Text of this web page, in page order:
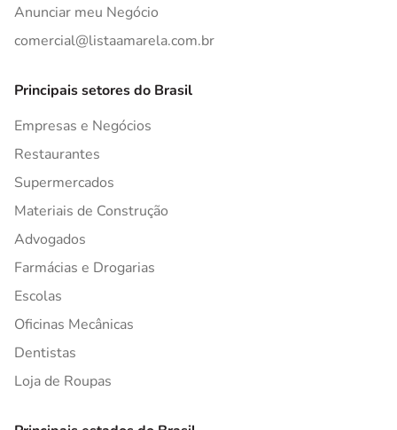
Anunciar meu Negócio
comercial@listaamarela.com.br
Principais setores do Brasil
Empresas e Negócios
Restaurantes
Supermercados
Materiais de Construção
Advogados
Farmácias e Drogarias
Escolas
Oficinas Mecânicas
Dentistas
Loja de Roupas